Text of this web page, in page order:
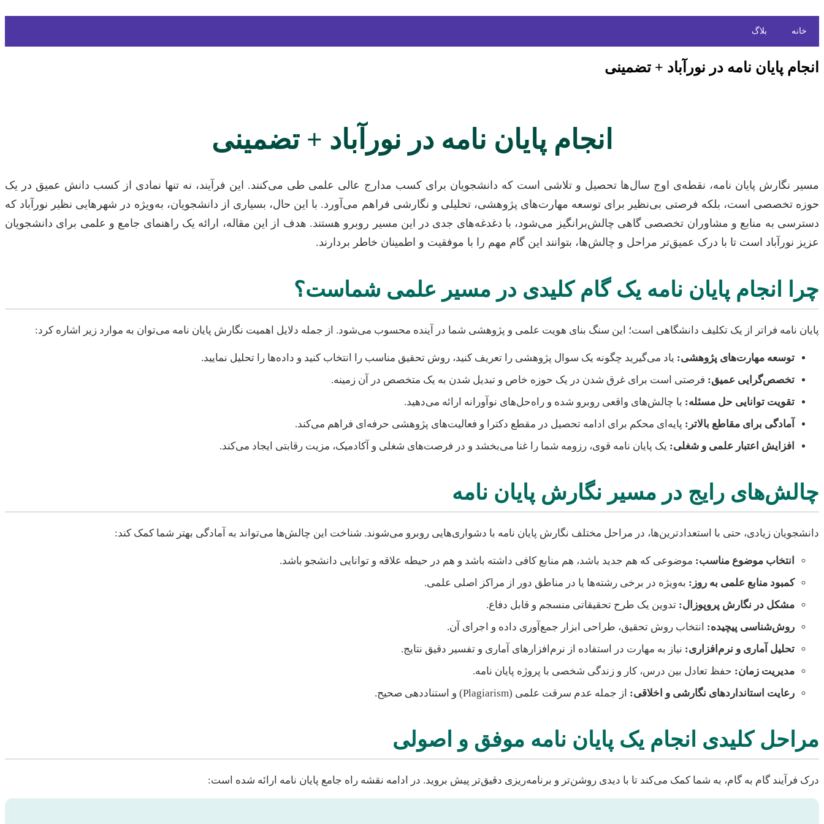
خانه بلاگ
انجام پایان نامه در نورآباد + تضمینی
انجام پایان نامه در نورآباد + تضمینی
مسیر نگارش پایان نامه، نقطه‌ی اوج سال‌ها تحصیل و تلاشی است که دانشجویان برای کسب مدارج عالی علمی طی می‌کنند. این فرآیند، نه تنها نمادی از کسب دانش عمیق در یک
حوزه تخصصی است، بلکه فرصتی بی‌نظیر برای توسعه مهارت‌های پژوهشی، تحلیلی و نگارشی فراهم می‌آورد. با این حال، بسیاری از دانشجویان، به‌ویژه در شهرهایی نظیر نورآباد که
دسترسی به منابع و مشاوران تخصصی گاهی چالش‌برانگیز می‌شود، با دغدغه‌های جدی در این مسیر روبرو هستند. هدف از این مقاله، ارائه یک راهنمای جامع و علمی برای دانشجویان
عزیز نورآباد است تا با درک عمیق‌تر مراحل و چالش‌ها، بتوانند این گام مهم را با موفقیت و اطمینان خاطر بردارند.
چرا انجام پایان نامه یک گام کلیدی در مسیر علمی شماست؟
پایان نامه فراتر از یک تکلیف دانشگاهی است؛ این سنگ بنای هویت علمی و پژوهشی شما در آینده محسوب می‌شود. از جمله دلایل اهمیت نگارش پایان نامه می‌توان به موارد زیر اشاره کرد:
توسعه مهارت‌های پژوهشی: یاد می‌گیرید چگونه یک سوال پژوهشی را تعریف کنید، روش تحقیق مناسب را انتخاب کنید و داده‌ها را تحلیل نمایید.
تخصص‌گرایی عمیق: فرصتی است برای غرق شدن در یک حوزه خاص و تبدیل شدن به یک متخصص در آن زمینه.
تقویت توانایی حل مسئله: با چالش‌های واقعی روبرو شده و راه‌حل‌های نوآورانه ارائه می‌دهید.
آمادگی برای مقاطع بالاتر: پایه‌ای محکم برای ادامه تحصیل در مقطع دکترا و فعالیت‌های پژوهشی حرفه‌ای فراهم می‌کند.
افزایش اعتبار علمی و شغلی: یک پایان نامه قوی، رزومه شما را غنا می‌بخشد و در فرصت‌های شغلی و آکادمیک، مزیت رقابتی ایجاد می‌کند.
چالش‌های رایج در مسیر نگارش پایان نامه
دانشجویان زیادی، حتی با استعدادترین‌ها، در مراحل مختلف نگارش پایان نامه با دشواری‌هایی روبرو می‌شوند. شناخت این چالش‌ها می‌تواند به آمادگی بهتر شما کمک کند:
انتخاب موضوع مناسب: موضوعی که هم جدید باشد، هم منابع کافی داشته باشد و هم در حیطه علاقه و توانایی دانشجو باشد.
کمبود منابع علمی به روز: به‌ویژه در برخی رشته‌ها یا در مناطق دور از مراکز اصلی علمی.
مشکل در نگارش پروپوزال: تدوین یک طرح تحقیقاتی منسجم و قابل دفاع.
روش‌شناسی پیچیده: انتخاب روش تحقیق، طراحی ابزار جمع‌آوری داده و اجرای آن.
تحلیل آماری و نرم‌افزاری: نیاز به مهارت در استفاده از نرم‌افزارهای آماری و تفسیر دقیق نتایج.
مدیریت زمان: حفظ تعادل بین درس، کار و زندگی شخصی با پروژه پایان نامه.
رعایت استانداردهای نگارشی و اخلاقی: از جمله عدم سرقت علمی (Plagiarism) و استناددهی صحیح.
مراحل کلیدی انجام یک پایان نامه موفق و اصولی
درک فرآیند گام به گام، به شما کمک می‌کند تا با دیدی روشن‌تر و برنامه‌ریزی دقیق‌تر پیش بروید. در ادامه نقشه راه جامع پایان نامه ارائه شده است: